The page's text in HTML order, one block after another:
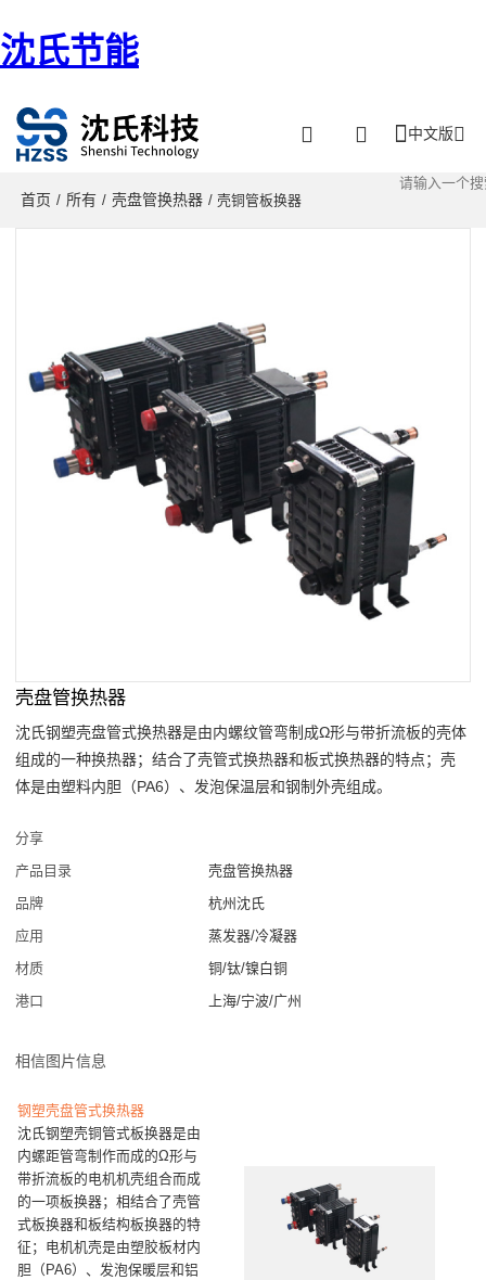
沈氏节能
中文版
首页 / 所有 / 壳盘管换热器 / 壳铜管板换器
壳盘管换热器
沈氏钢塑壳盘管式换热器是由内螺纹管弯制成Ω形与带折流板的壳体
组成的一种换热器；结合了壳管式换热器和板式换热器的特点；壳
体是由塑料内胆（PA6）、发泡保温层和钢制外壳组成。
分享
产品目录
壳盘管换热器
品牌
杭州沈氏
应用
蒸发器/冷凝器
材质
铜/钛/镍白铜
港口
上海/宁波/广州
相信图片信息
钢塑壳盘管式换热器
沈氏钢塑壳铜管式板换器是由
内螺距管弯制作而成的Ω形与
带折流板的电机机壳组合而成
的一项板换器；相结合了壳管
式板换器和板结构板换器的特
征；电机机壳是由塑胶板材内
胆（PA6）、发泡保暖层和铝